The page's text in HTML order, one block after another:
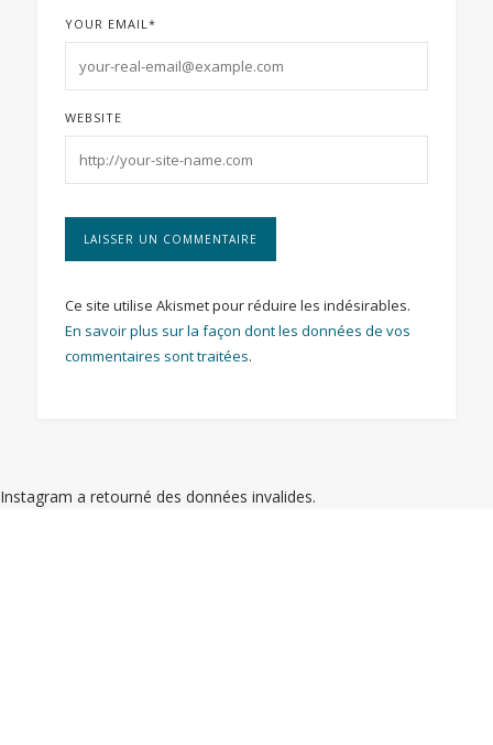
YOUR EMAIL*
WEBSITE
Ce site utilise Akismet pour réduire les indésirables.
En savoir plus sur la façon dont les données de vos
commentaires sont traitées.
Instagram a retourné des données invalides.